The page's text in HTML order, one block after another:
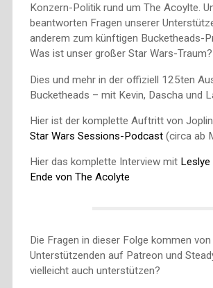
Konzern-Politik rund um The Acoylte.
beantworten Fragen unserer
anderem zum künftigen Bucketheads-
Was ist unser großer Star Wars-Traum?
Dies und mehr in der offiziell 125ten
Bucketheads – mit Kevin, Dascha und
Hier ist der komplette Auftritt von
Star Wars Sessions-Podcast(circa ab
Hier das komplette Interview mit Leslye
Ende von The Acolyte
Die Fragen in dieser Folge kommen von
Unterstützenden auf Patreon und
vielleicht auch unterstützen?